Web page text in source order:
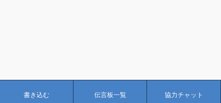
書き込む 伝言板一覧 協力チャット